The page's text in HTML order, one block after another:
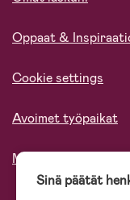
Oppaat &
Cookie settings
Avoimet työpaikat
Meistä
Sinä päätät